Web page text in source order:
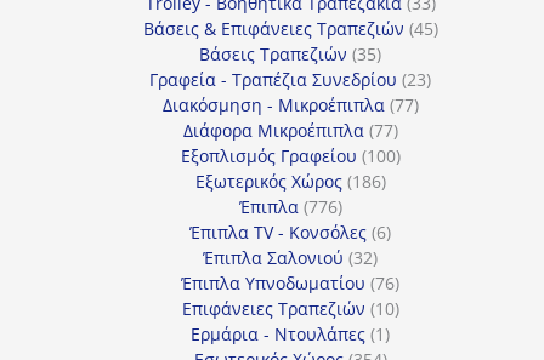
προϊόντα
Βάσεις & Επιφάνειες Τραπεζιών 4545
Βάσεις Τραπεζιών 3535
προϊόντα
Γραφεία - Τραπέζια Συνεδρίου 2323
Διακόσμηση - Μικροέπιπλα 7777
Διάφορα Μικροέπιπλα 7777
προϊόντα
Εξοπλισμός Γραφείου 100100
Εξωτερικός Χώρος 186186
Έπιπλα 776776
προϊόντα
Έπιπλα TV - Κονσόλες 66
Έπιπλα Σαλονιού 3232
προϊόντα
Έπιπλα Υπνοδωματίου 7676
προϊόντα
Επιφάνειες Τραπεζιών 1010
Ερμάρια - Ντουλάπες 11